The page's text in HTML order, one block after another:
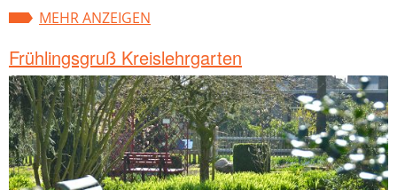
MEHR ANZEIGEN
Frühlingsgruß Kreislehrgarten